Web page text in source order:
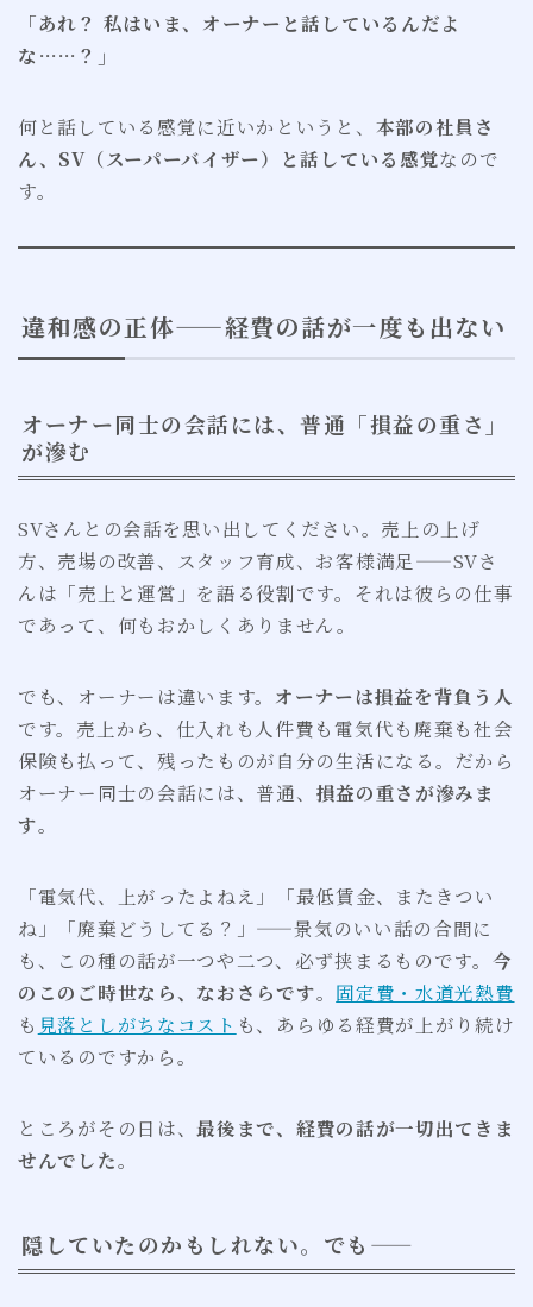
「あれ？ 私はいま、オーナーと話しているんだよ
な……？」
何と話している感覚に近いかというと、 本部の社員さ
ん、SV（スーパーバイザー）と話している感覚なので
す。
違和感の正体——経費の話が一度も出ない
オーナー同士の会話には、普通「損益の重さ」
が滲む
SVさんとの会話を思い出してください。売上の上げ
方、売場の改善、スタッフ育成、お客様満足——SVさ
んは「売上と運営」を語る役割です。それは彼らの仕事
であって、何もおかしくありません。
でも、オーナーは違います。 オーナーは損益を背負う人
です。売上から、仕入れも人件費も電気代も廃棄も社会
保険も払って、残ったものが自分の生活になる。だから
オーナー同士の会話には、普通、 損益の重さが滲みま
す。
「電気代、上がったよねえ」「最低賃金、またきつい
ね」「廃棄どうしてる？」——景気のいい話の合間に
も、この種の話が一つや二つ、必ず挟まるものです。 今
のこのご時世なら、なおさらです。 固定費・水道光熱費
も 見落としがちなコスト も、あらゆる経費が上がり続け
ているのですから。
ところがその日は、最後まで、経費の話が一切出てきま
せんでした。
隠していたのかもしれない。でも——